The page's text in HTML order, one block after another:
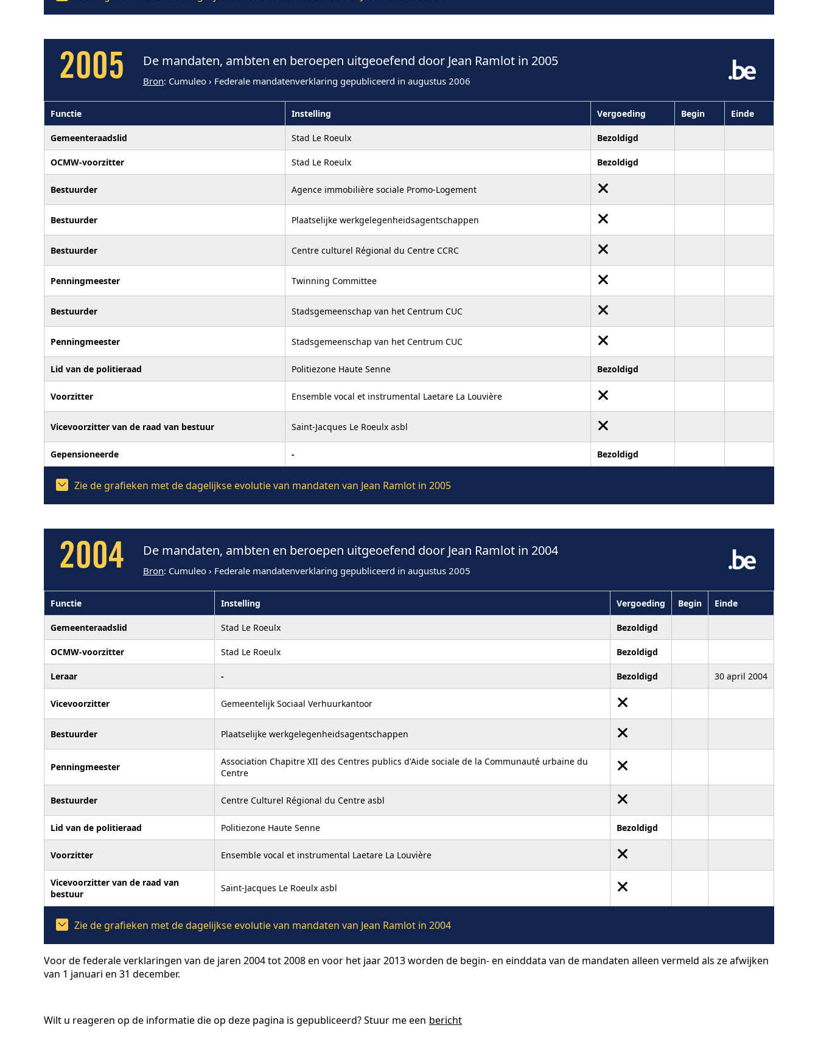
2005 De mandaten, ambten en beroepen uitgeoefend door Jean Ramlot in 2005
Bron: Cumuleo › Federale mandatenverklaring gepubliceerd in augustus 2006
Functie Instelling Vergoeding Begin Einde
Gemeenteraadslid Stad Le Roeulx Bezoldigd
OCMW-voorzitter Stad Le Roeulx Bezoldigd
Bestuurder Agence immobilière sociale Promo-Logement
Bestuurder Plaatselijke werkgelegenheidsagentschappen
Bestuurder Centre culturel Régional du Centre CCRC
Penningmeester Twinning Committee
Bestuurder Stadsgemeenschap van het Centrum CUC
Penningmeester Stadsgemeenschap van het Centrum CUC
Lid van de politieraad Politiezone Haute Senne Bezoldigd
Voorzitter Ensemble vocal et instrumental Laetare La Louvière
Vicevoorzitter van de raad van bestuur Saint-Jacques Le Roeulx asbl
Gepensioneerde - Bezoldigd
Zie de grafieken met de dagelijkse evolutie van mandaten van Jean Ramlot in 2005
2004 De mandaten, ambten en beroepen uitgeoefend door Jean Ramlot in 2004
Bron: Cumuleo › Federale mandatenverklaring gepubliceerd in augustus 2005
Functie Instelling Vergoeding Begin Einde
Gemeenteraadslid Stad Le Roeulx Bezoldigd
OCMW-voorzitter Stad Le Roeulx Bezoldigd
Leraar - Bezoldigd 30 april 2004
Vicevoorzitter Gemeentelijk Sociaal Verhuurkantoor
Bestuurder Plaatselijke werkgelegenheidsagentschappen
Penningmeester
Association Chapitre XII des Centres publics d'Aide sociale de la Communauté urbaine du
Centre
Bestuurder Centre Culturel Régional du Centre asbl
Lid van de politieraad Politiezone Haute Senne Bezoldigd
Voorzitter Ensemble vocal et instrumental Laetare La Louvière
Vicevoorzitter van de raad van
bestuur
Saint-Jacques Le Roeulx asbl
Zie de grafieken met de dagelijkse evolutie van mandaten van Jean Ramlot in 2004
Voor de federale verklaringen van de jaren 2004 tot 2008 en voor het jaar 2013 worden de begin- en einddata van de mandaten alleen vermeld als ze afwijken
van 1 januari en 31 december.
Wilt u reageren op de informatie die op deze pagina is gepubliceerd? Stuur me een bericht